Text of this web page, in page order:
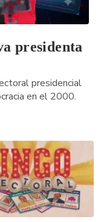
presidenta
presidencial
en el 2000.